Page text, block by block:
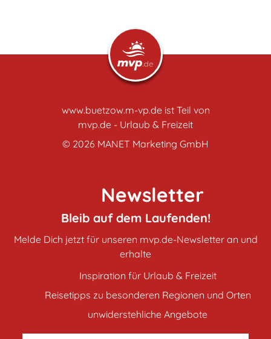
www.buetzow.m-vp.de ist Teil von
mvp.de - Urlaub & Freizeit
© 2026 MANET Marketing GmbH
Newsletter
Bleib auf dem Laufenden!
Melde Dich jetzt für unseren mvp.de-Newsletter an und
erhalte
Inspiration für Urlaub & Freizeit
Reisetipps zu besonderen Regionen und Orten
unwiderstehliche Angebote